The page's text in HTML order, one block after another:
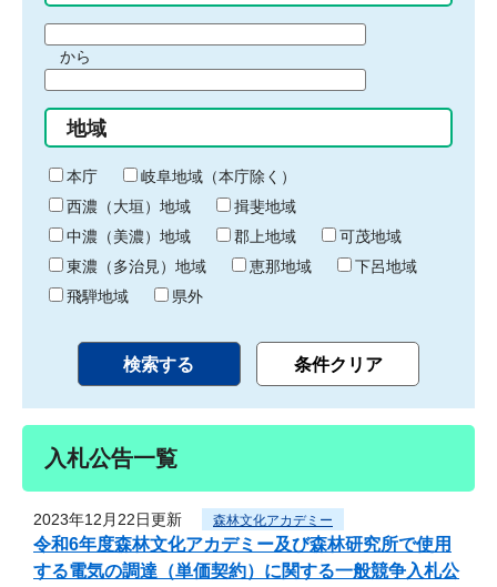
間
始
り
から
間
終
わ
り
地域
本庁
岐阜地域（本庁除く）
西濃（大垣）地域
揖斐地域
中濃（美濃）地域
郡上地域
可茂地域
東濃（多治見）地域
恵那地域
下呂地域
飛騨地域
県外
入札公告一覧
2023年12月22日更新 森林文化アカデミー
令和6年度森林文化アカデミー及び森林研究所で使用
する電気の調達（単価契約）に関する一般競争入札公